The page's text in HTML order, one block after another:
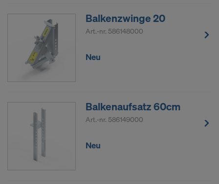
Balkenzwinge 20
Art.-nr. 586148000
Neu
Balkenaufsatz 60cm
Art.-nr. 586149000
Neu